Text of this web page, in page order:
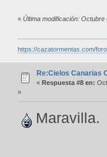
« Última modificación:
https://cazatormentas.com/
Re:Cielos Canarias
« Respuesta #8 en:
»
Maravilla.